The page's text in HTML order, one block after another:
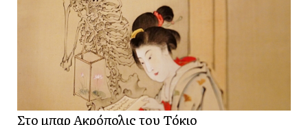
Στο μπαρ Ακρόπολις του Τόκιο